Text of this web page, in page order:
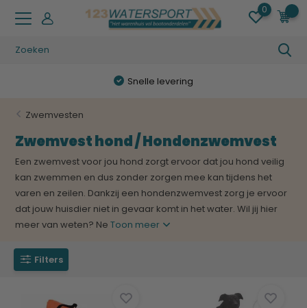
0
Snelle levering
Zwemvesten
Zwemvest hond / Hondenzwemvest
Een zwemvest voor jou hond zorgt ervoor dat jou hond veilig
kan zwemmen en dus zonder zorgen mee kan tijdens het
varen en zeilen. Dankzij een hondenzwemvest zorg je ervoor
dat jouw huisdier niet in gevaar komt in het water. Wil jij hier
meer van weten? NeToon meer
Filters